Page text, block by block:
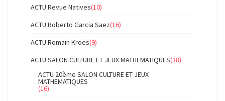
ACTU Revue Natives(10)
ACTU Roberto Garcia Saez(16)
ACTU Romain Kroës(9)
ACTU SALON CULTURE ET JEUX MATHEMATIQUES(38)
ACTU 20ème SALON CULTURE ET JEUX
MATHEMATIQUES
(16)